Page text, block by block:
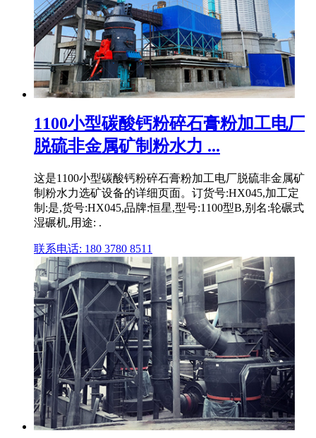
1100小型碳酸钙粉碎石膏粉加工电厂
脱硫非金属矿制粉水力 ...
这是1100小型碳酸钙粉碎石膏粉加工电厂脱硫非金属矿
制粉水力选矿设备的详细页面。订货号:HX045,加工定
制:是,货号:HX045,品牌:恒星,型号:1100型B,别名:轮碾式
湿碾机,用途: .
联系电话: 180 3780 8511